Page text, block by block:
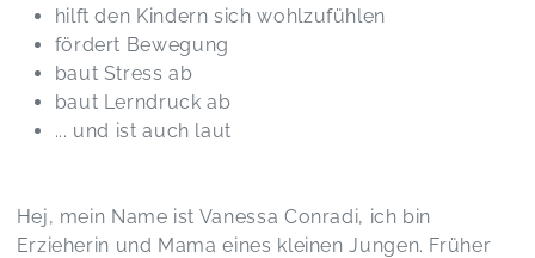
hilft den Kindern sich wohlzufühlen
fördert Bewegung
baut Stress ab
baut Lerndruck ab
... und ist auch laut
Hej, mein Name ist Vanessa Conradi, ich bin
Erzieherin und Mama eines kleinen Jungen. Früher